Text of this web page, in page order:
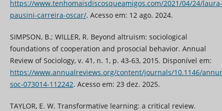
https://www.tenhomaisdiscosqueamigos.com/2021/04/24/laura-
pausini-carreira-oscar/. Acesso em: 12 ago. 2024.
SIMPSON, B.; WILLER, R. Beyond altruism: sociological
foundations of cooperation and prosocial behavior. Annual
Review of Sociology, v. 41, n. 1, p. 43-63, 2015. Disponível em:
https://www.annualreviews.org/content/journals/10.1146/
soc-073014-112242. Acesso em: 23 dez. 2025.
TAYLOR, E. W. Transformative learning: a critical review.